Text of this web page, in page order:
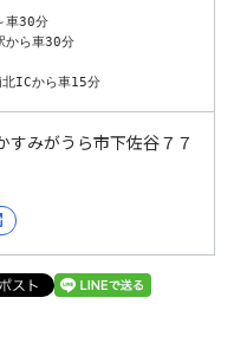
車30分
から車30分
北ICから車15分
みがうら市下佐谷７７